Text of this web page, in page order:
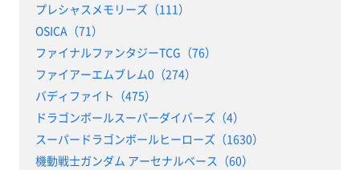
プレシャスメモリーズ（111）
OSICA（71）
ファイナルファンタジーTCG（76）
ファイアーエムブレム0（274）
バディファイト（475）
ドラゴンボールスーパーダイバーズ（4）
スーパードラゴンボールヒーローズ（1630）
機動戦士ガンダム アーセナルベース（60）